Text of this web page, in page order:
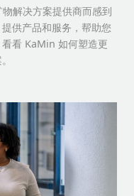
解决方案提供商而感到
供产品和服务，帮助您
看 KaMin 如何塑造更